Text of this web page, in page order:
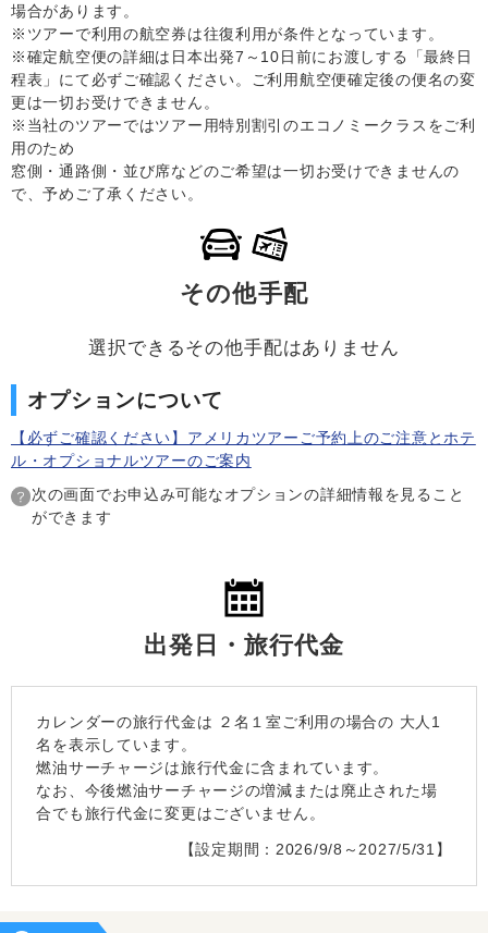
場合があります。
※ツアーで利用の航空券は往復利用が条件となっています。
※確定航空便の詳細は日本出発7～10日前にお渡しする「最終日
程表」にて必ずご確認ください。ご利用航空便確定後の便名の変
更は一切お受けできません。
※当社のツアーではツアー用特別割引のエコノミークラスをご利
用のため
窓側・通路側・並び席などのご希望は一切お受けできませんの
で、予めご了承ください。
その他手配
選択できるその他手配はありません
オプションについて
【必ずご確認ください】アメリカツアーご予約上のご注意とホテ
ル・オプショナルツアーのご案内
次の画面でお申込み可能なオプションの詳細情報を見ること
ができます
出発日・旅行代金
カレンダーの旅行代金は ２名１室ご利用の場合の 大人1
名を表示しています。
燃油サーチャージは旅行代金に含まれています。
なお、今後燃油サーチャージの増減または廃止された場
合でも旅行代金に変更はございません。
【設定期間：2026/9/8～2027/5/31】